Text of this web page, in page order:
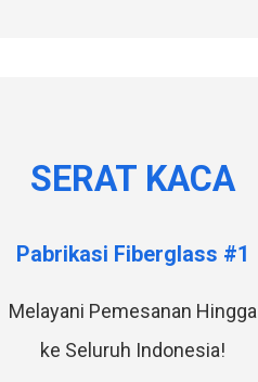
SERAT KACA
Pabrikasi Fiberglass #1
Melayani Pemesanan Hingga
ke Seluruh Indonesia!